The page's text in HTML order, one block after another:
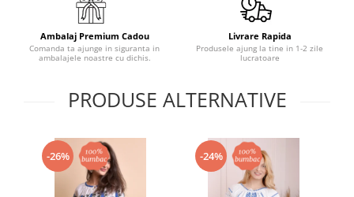
Ambalaj Premium Cadou
Comanda ta ajunge in siguranta in
ambalajele noastre cu dichis.
Livrare Rapida
Produsele ajung la tine in 1-2 zile
lucratoare
PRODUSE ALTERNATIVE
-26% -24%